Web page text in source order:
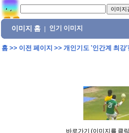
이미지 홈 인기 이미지
홈>> 이전 페이지 >> 개인기도 '인간계 최강
바로가기 (이미지를 클